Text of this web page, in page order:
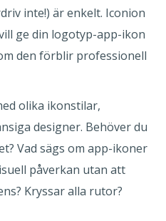
inte!) är enkelt. Iconion
ge din logotyp-app-ikon
den förblir professionell
olika ikonstilar,
designer. Behöver du
Vad sägs om app-ikoner
påverkan utan att
Kryssar alla rutor?